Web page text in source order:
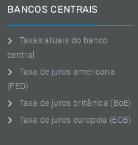
BANCOS CENTRAIS
Taxas atuais do banco
central
Taxa de juros americana
(FED)
Taxa de juros britânica (BoE)
Taxa de juros europeia (ECB)